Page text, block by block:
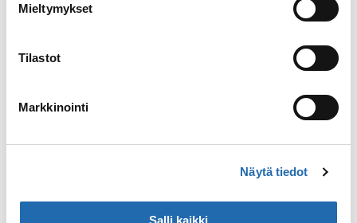
Mieltymykset
Tilastot
Markkinointi
Näytä tiedot
Salli kaikki
Ateena
yhdistyvät antiikinajan temppelit ja
modernit metrolinjat. Kaupunki onkin